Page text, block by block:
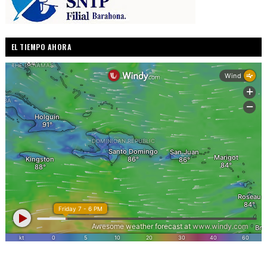
EL TIEMPO AHORA